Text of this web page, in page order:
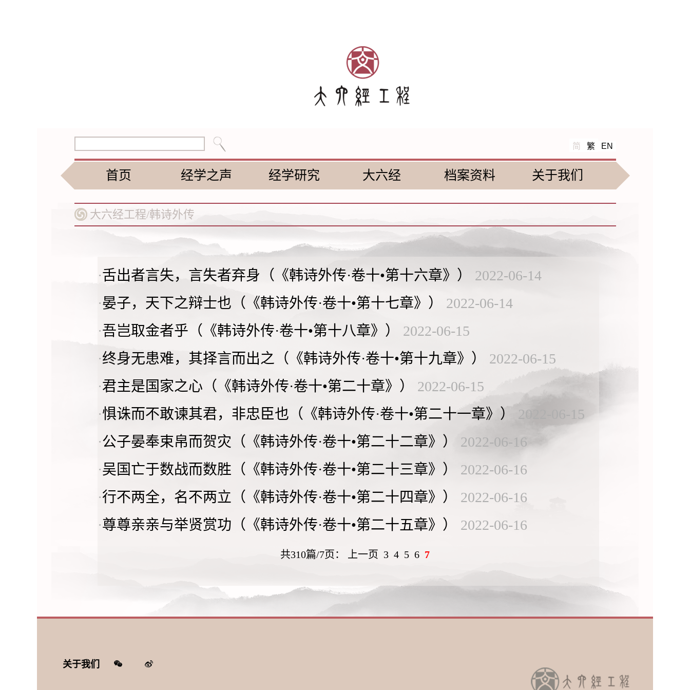
简 繁 EN
首页 经学之声 经学研究 大六经 档案资料 关于我们
大六经工程/韩诗外传
·舌出者言失，言失者弃身（《韩诗外传·卷十•第十六章》）
2022-06-14
·晏子，天下之辩士也（《韩诗外传·卷十•第十七章》）
2022-06-14
·吾岂取金者乎（《韩诗外传·卷十•第十八章》）
2022-06-15
·终身无患难，其择言而出之（《韩诗外传·卷十•第十九章》）
2022-06-15
·君主是国家之心（《韩诗外传·卷十•第二十章》）
2022-06-15
·惧诛而不敢谏其君，非忠臣也（《韩诗外传·卷十•第二十一章》）
2022-06-15
·公子晏奉束帛而贺灾（《韩诗外传·卷十•第二十二章》）
2022-06-16
·吴国亡于数战而数胜（《韩诗外传·卷十•第二十三章》）
2022-06-16
·行不两全，名不两立（《韩诗外传·卷十•第二十四章》）
2022-06-16
·尊尊亲亲与举贤赏功（《韩诗外传·卷十•第二十五章》） 2022-06-16
共310篇/7页： 上一页 3 4 5 6 7
关于我们